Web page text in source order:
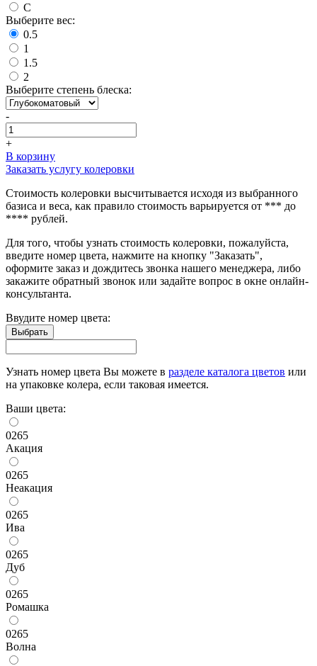
C
Выберите вес:
0.5
1
1.5
2
Выберите степень блеска:
-
+
В корзину
Заказать услугу колеровки
Стоимость колеровки высчитывается исходя из выбранного
базиса и веса, как правило стоимость варьируется от *** до
**** рублей.
Для того, чтобы узнать стоимость колеровки, пожалуйста,
введите номер цвета, нажмите на кнопку "Заказать",
оформите заказ и дождитесь звонка нашего менеджера, либо
закажите обратный звонок или задайте вопрос в окне онлайн-
консультанта.
Ввудите номер цвета:
Узнать номер цвета Вы можете в разделе каталога цветов или
на упаковке колера, если таковая имеется.
Ваши цвета:
0265
Акация
0265
Неакация
0265
Ива
0265
Дуб
0265
Ромашка
0265
Волна